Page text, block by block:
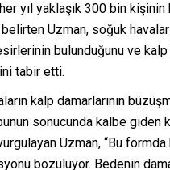
yıl yaklaşık 300 bin
Uzman, soğuk
bulunduğunu ve
tabir etti.
kalp damarlarının
sonucunda kalbe giden
Uzman, “Bu
bozuluyor. Bedenin